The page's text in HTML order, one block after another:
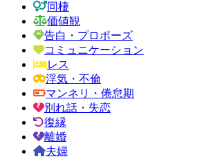
同棲
価値観
告白・プロポーズ
コミュニケーション
レス
浮気・不倫
マンネリ・倦怠期
別れ話・失恋
復縁
離婚
夫婦